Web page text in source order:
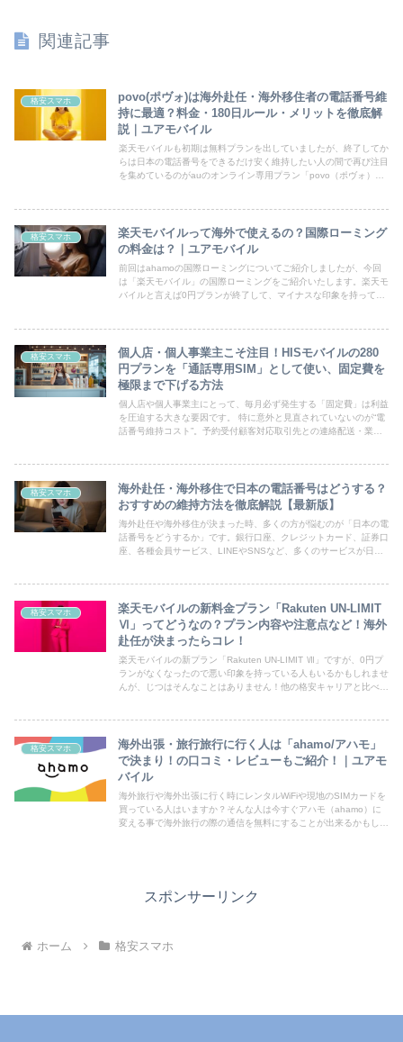
関連記事
格安スマホ
povo(ポヴォ)は海外赴任・海外移住者の電話番号維
持に最適？料金・180日ルール・メリットを徹底解
説｜ユアモバイル
楽天モバイルも初期は無料プランを出していましたが、終了してか
らは日本の電話番号をできるだけ安く維持したい人の間で再び注目
を集めているのがauのオンライン専用プラン「povo（ポヴォ）」
格安スマホ
楽天モバイルって海外で使えるの？国際ローミング
の料金は？｜ユアモバイル
前回はahamoの国際ローミングについてご紹介しましたが、今回
は「楽天モバイル」の国際ローミングをご紹介いたします。楽天モ
バイルと言えば0円プランが終了して、マイナスな印象を持ってい
格安スマホ
個人店・個人事業主こそ注目！HISモバイルの280
円プランを「通話専用SIM」として使い、固定費を
極限まで下げる方法
個人店や個人事業主にとって、毎月必ず発生する「固定費」は利益
を圧迫する大きな要因です。 特に意外と見直されていないのが“電
話番号維持コスト”。予約受付顧客対応取引先との連絡配送・業者
格安スマホ
海外赴任・海外移住で日本の電話番号はどうする？
おすすめの維持方法を徹底解説【最新版】
海外赴任や海外移住が決まった時、多くの方が悩むのが「日本の電
話番号をどうするか」です。銀行口座、クレジットカード、証券口
座、各種会員サービス、LINEやSNSなど、多くのサービスが日本
格安スマホ
楽天モバイルの新料金プラン「Rakuten UN-LIMIT
Ⅵ」ってどうなの？プラン内容や注意点など！海外
赴任が決まったらコレ！
楽天モバイルの新プラン「Rakuten UN-LIMIT Ⅶ」ですが、0円プ
ランがなくなったので悪い印象を持っている人もいるかもしれませ
んが、じつはそんなことはありません！他の格安キャリアと比べて
格安スマホ
海外出張・旅行旅行に行く人は「ahamo/アハモ」
で決まり！の口コミ・レビューもご紹介！｜ユアモ
バイル
海外旅行や海外出張に行く時にレンタルWiFiや現地のSIMカードを
買っている人はいますか？そんな人は今すぐアハモ（ahamo）に
変える事で海外旅行の際の通信を無料にすることが出来るかもしれ
スポンサーリンク
ホーム 格安スマホ